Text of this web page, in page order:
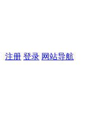
注册 登录 网站导航